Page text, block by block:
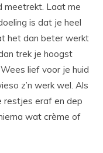
meetrekt. Laat me
is dat je heel
het dan beter werkt
trek je hoogst
lief voor je huid
z’n werk wel. Als
restjes eraf en dep
wat crème of